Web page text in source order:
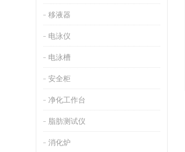
移液器
电泳仪
电泳槽
安全柜
净化工作台
脂肪测试仪
消化炉